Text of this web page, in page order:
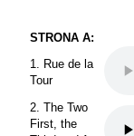
STRONA A:
1. Rue de la
Tour
2. The Two
First, the